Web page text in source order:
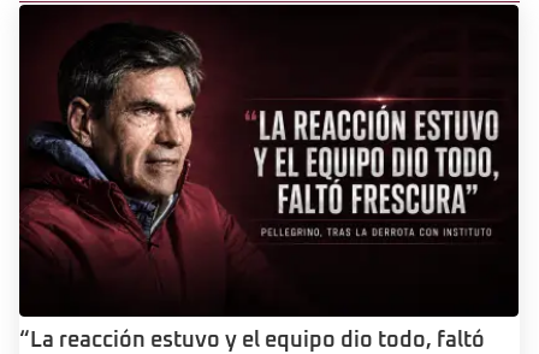
“La reacción estuvo y el equipo dio todo, faltó